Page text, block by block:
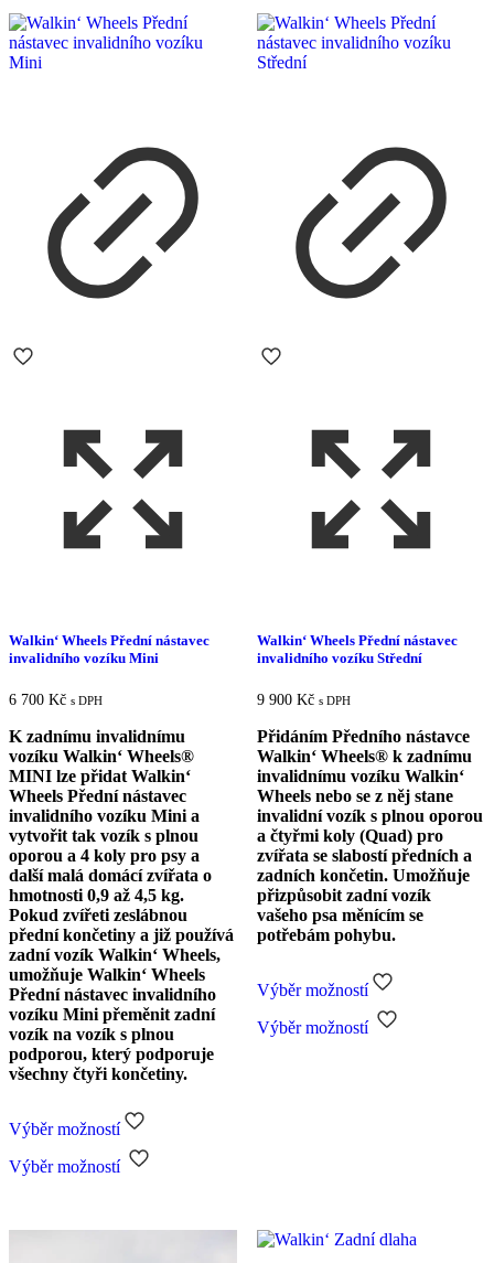
variant.
Možnosti
lze
Walkin‘ Wheels Přední nástavec
invalidního vozíku Mini
6 700 Kč s DPH
K zadnímu invalidnímu
vozíku Walkin‘ Wheels®
MINI lze přidat Walkin‘
Wheels Přední nástavec
invalidního vozíku Mini a
vytvořit tak vozík s plnou
oporou a 4 koly pro psy a
další malá domácí zvířata o
hmotnosti 0,9 až 4,5 kg.
Pokud zvířeti zeslábnou
přední končetiny a již používá
zadní vozík Walkin‘ Wheels,
umožňuje Walkin‘ Wheels
Přední nástavec invalidního
vozíku Mini přeměnit zadní
vozík na vozík s plnou
podporou, který podporuje
všechny čtyři končetiny.
Výběr možností
Výběr možností
Tento
produkt
variant.
Walkin‘ Wheels Přední nástavec
invalidního vozíku Střední
9 900 Kč s DPH
Přidáním Předního nástavce
Walkin‘ Wheels® k zadnímu
invalidnímu vozíku Walkin‘
Wheels nebo se z něj stane
invalidní vozík s plnou oporou
a čtyřmi koly (Quad) pro
zvířata se slabostí předních a
zadních končetin. Umožňuje
přizpůsobit zadní vozík
vašeho psa měnícím se
potřebám pohybu.
Výběr možností
Výběr možností
Tento
produkt